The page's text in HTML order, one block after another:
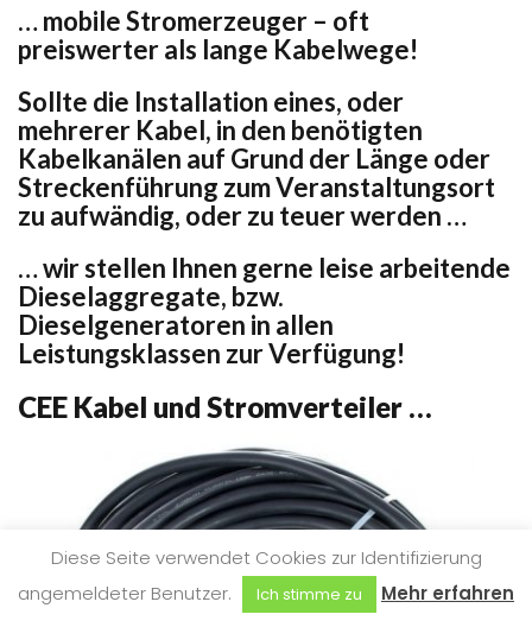
… mobile Stromerzeuger – oft
preiswerter als lange Kabelwege!
Sollte die Installation eines, oder
mehrerer Kabel, in den benötigten
Kabelkanälen auf Grund der Länge oder
Streckenführung zum Veranstaltungsort
zu aufwändig, oder zu teuer werden …
… wir stellen Ihnen gerne leise arbeitende
Dieselaggregate, bzw.
Dieselgeneratoren in allen
Leistungsklassen zur Verfügung!
CEE Kabel und Stromverteiler …
Diese Seite verwendet Cookies zur Identifizierung
angemeldeter Benutzer.
Ich stimme zu Mehr erfahren